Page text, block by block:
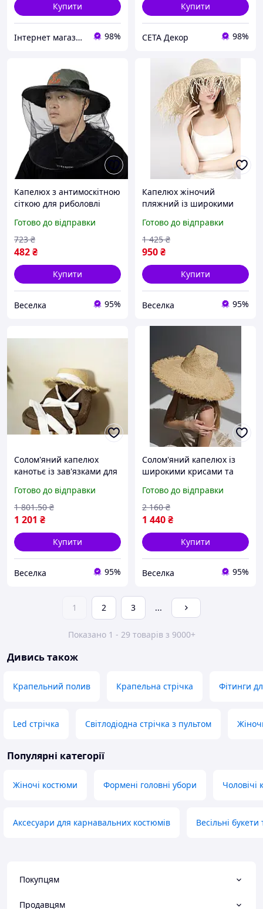
Купити
Інтернет магазин Стиль 98%
Купити
СЕТА Декор 98%
Капелюх з антимоскітною
сіткою для риболовлі
легкий дихаючий
захисний FLAME
Готово до відправки
482₴
723 ₴
Купити
Веселка 95%
Капелюх жіночий
пляжний із широкими
сонця стильний аксесуар
для літнього відпочинку
FLAME
Готово до відправки
950₴
1 425 ₴
Купити
Веселка 95%
Солом'яний капелюх
канотьє із зав'язками для
аксесуар для захисту від
сонця FLAME
Готово до відправки
1 201 ₴
1 801.50 ₴
Купити
Веселка 95%
Солом'яний капелюх із
широкими крисами та
стильний аксесуар для
захисту від сонця FLAME
Готово до відправки
1 440₴
2 160 ₴
Купити
Веселка 95%
1 2 3 ...
Показано 1 - 29 товарів з 9000+
Дивись також
Крапельний полив Крапельна стрічка Фітинги
Led стрічка Світлодіодна стрічка з пультом
Популярні категорії
Жіночі костюми Формені головні убори Чоловічі
Аксесуари для карнавальних костюмів Весільні
Покупцям
Продавцям